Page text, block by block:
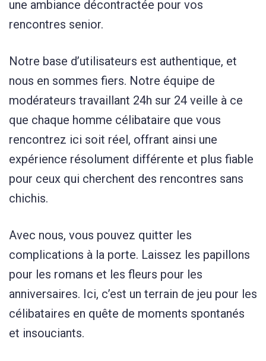
une ambiance décontractée pour vos
rencontres senior.
Notre base d’utilisateurs est authentique, et
nous en sommes fiers. Notre équipe de
modérateurs travaillant 24h sur 24 veille à ce
que chaque homme célibataire que vous
rencontrez ici soit réel, offrant ainsi une
expérience résolument différente et plus fiable
pour ceux qui cherchent des rencontres sans
chichis.
Avec nous, vous pouvez quitter les
complications à la porte. Laissez les papillons
pour les romans et les fleurs pour les
anniversaires. Ici, c’est un terrain de jeu pour les
célibataires en quête de moments spontanés
et insouciants.